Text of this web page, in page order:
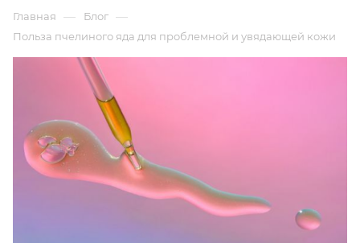
Главная — Блог —
Польза пчелиного яда для проблемной и увядающей кожи